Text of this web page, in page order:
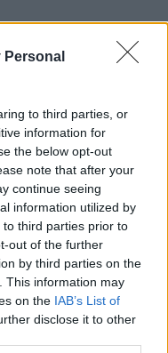
Personal
to third parties, or
information for
the below opt-out
note that after your
continue seeing
information utilized by
third parties prior to
out of the further
by third parties on the
This information may
on the IAB’s List of
disclose it to other
των φύλων
αγορά εργασίας
2024 14:18
2024 16:32
ευκαιρία για
τα έργα
- Ο νέος
του
ως
2024 16:13
Τα
για τα